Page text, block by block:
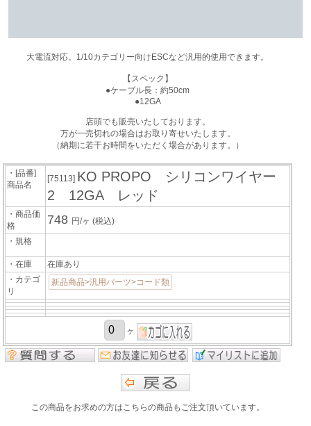
大電流対応。1/10カテゴリー向けESCなど汎用的使用できます。
【スペック】
●ケーブル長：約50cm
●12GA
店頭でも販売いたしております。
万が一売切れの場合はお取り寄せいたします。
（納期に若干お時間をいただく場合があります。）
・[品番]
商品名
[75113] KO PROPO シリコンワイヤー
2 12GA レッド
・商品価
格
748 円/ヶ(税込)
・規格
・在庫
在庫あり
・カテゴ
リ
新品商品>汎用パーツ>コード類
ヶ
この商品をお求めの方はこちらの商品もご注文頂いています。